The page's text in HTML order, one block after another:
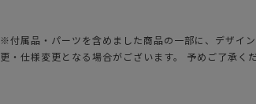
※付属品・パーツを含めました商品の一部に、デザイ
更・仕様変更となる場合がございます。 予めご了承く